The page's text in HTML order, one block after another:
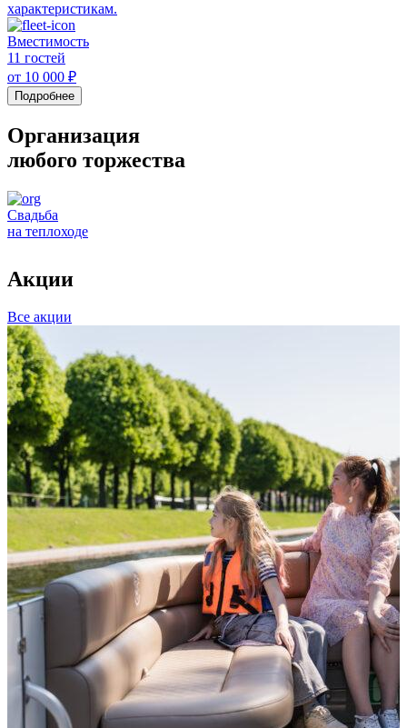
характеристикам.
Вместимость
11 гостей
от 10 000 ₽
Подробнее
Организация
любого торжества
Свадьба
на теплоходе
Акции
Все акции